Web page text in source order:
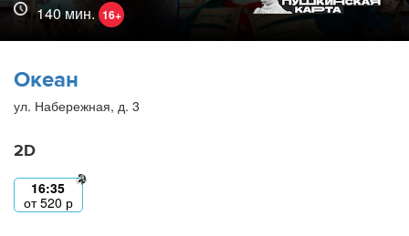
140 мин. 16+
Океан
ул. Набережная, д. 3
2D
16:35
от520 р